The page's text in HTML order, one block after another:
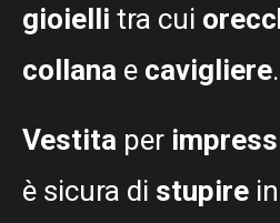
gioielli tra cui
collana e cavigliere.
Vestita per
è sicura di stupire